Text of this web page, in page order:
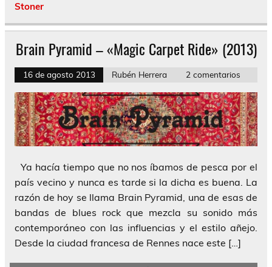
Stoner
Brain Pyramid – «Magic Carpet Ride» (2013)
16 de agosto 2013 Rubén Herrera 2 comentarios
Ya hacía tiempo que no nos íbamos de pesca por el
país vecino y nunca es tarde si la dicha es buena. La
razón de hoy se llama Brain Pyramid, una de esas de
bandas de blues rock que mezcla su sonido más
contemporáneo con las influencias y el estilo añejo.
Desde la ciudad francesa de Rennes nace este […]